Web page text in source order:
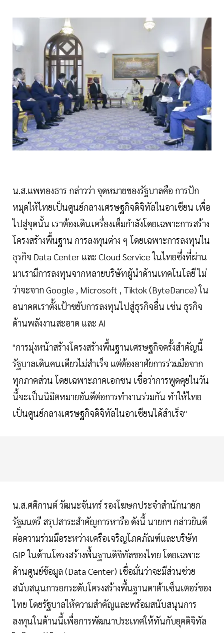
น.ส.แพทองธาร กล่าวว่า จุดหมายของรัฐบาลคือ การปัก
หมุดให้ไทยเป็นศูนย์กลางเศรษฐกิจดิจิทัลในอาเซียน เพื่อ
ไปสู่จุดนั้น เราต้องเดินเครื่องเต็มกำลังโดยเฉพาะการสร้าง
โครงสร้างพื้นฐาน การลงทุนต่าง ๆ โดยเฉพาะการลงทุนใน
ธุรกิจ Data Center และ Cloud Service ในไทยซึ่งที่ผ่าน
มาเรามีการลงทุนจากหลายบริษัทผู้นำด้านเทคโนโลยี ไม่
ว่าจะจาก Google , Microsoft , Tiktok (ByteDance) ใน
อนาคตเราตั้งเป้าขยับการลงทุนไปสู่ธุรกิจอื่น เช่น ธุรกิจ
ด้านพลังงานสะอาด และ AI
"การมุ่งหน้าสร้างโครงสร้างพื้นฐานเศรษฐกิจครั้งสำคัญนี้
รัฐบาลเดินคนเดียวไม่สำเร็จ แต่ต้องอาศัยการร่วมมือจาก
ทุกภาคส่วน โดยเฉพาะภาคเอกชน เชื่อว่าการพูดคุยในวัน
นี้จะเป็นนิมิตหมายอันดีต่อการทำงานร่วมกัน ทำให้ไทย
เป็นศูนย์กลางเศรษฐกิจดิจิทัลในอาเซียนได้สำเร็จ"
น.ส.ศศิกานต์ วัฒนะจันทร์ รองโฆษกประจำสำนักนายก
รัฐมนตรี สรุปสาระสำคัญการหารือ ดังนี้ นายกฯ กล่าวยินดี
ต่อความร่วมมือระหว่างเครือเจริญโภคภัณฑ์และบริษัท
GIP ในด้านโครงสร้างพื้นฐานดิจิทัลของไทย โดยเฉพาะ
ด้านศูนย์ข้อมูล (Data Center) เชื่อมั่นว่าจะมีส่วนช่วย
สนับสนุนการยกระดับโครงสร้างพื้นฐานดาต้าเซ็นเตอร์ของ
ไทย โดยรัฐบาลให้ความสำคัญและพร้อมสนับสนุนการ
ลงทุนในด้านนี้เพื่อการพัฒนาประเทศให้ทันกับยุคดิจิทัล